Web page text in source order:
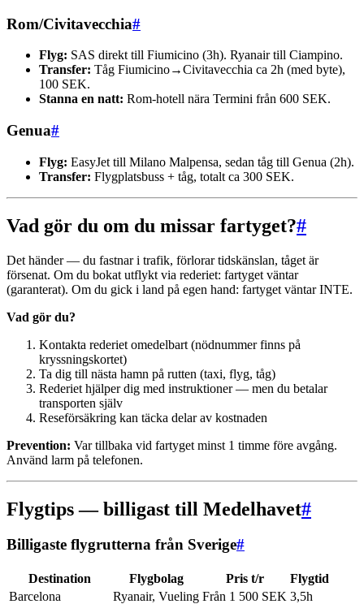
Rom/Civitavecchia#
Flyg: SAS direkt till Fiumicino (3h). Ryanair till Ciampino.
Transfer: Tåg Fiumicino→Civitavecchia ca 2h (med byte),
100 SEK.
Stanna en natt: Rom-hotell nära Termini från 600 SEK.
Genua#
Flyg: EasyJet till Milano Malpensa, sedan tåg till Genua (2h).
Transfer: Flygplatsbuss + tåg, totalt ca 300 SEK.
Vad gör du om du missar fartyget?#
Det händer — du fastnar i trafik, förlorar tidskänslan, tåget är
försenat. Om du bokat utflykt via rederiet: fartyget väntar
(garanterat). Om du gick i land på egen hand: fartyget väntar INTE.
Vad gör du?
Kontakta rederiet omedelbart (nödnummer finns på
kryssningskortet)
Ta dig till nästa hamn på rutten (taxi, flyg, tåg)
Rederiet hjälper dig med instruktioner — men du betalar
transporten själv
Reseförsäkring kan täcka delar av kostnaden
Prevention: Var tillbaka vid fartyget minst 1 timme före avgång.
Använd larm på telefonen.
Flygtips — billigast till Medelhavet#
Billigaste flygrutterna från Sverige#
Destination Flygbolag Pris t/r
Flygtid
Barcelona
Ryanair, Vueling Från 1 500 SEK 3,5h